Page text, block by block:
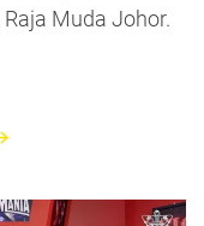
Muda Johor.